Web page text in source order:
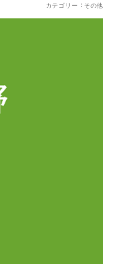
カテゴリー ： その他